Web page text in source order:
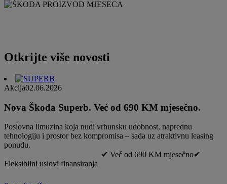
Otkrijte više novosti
Akcija02.06.2026
Nova Škoda Superb. Već od 690 KM mjesečno.
Poslovna limuzina koja nudi vrhunsku udobnost, naprednu
tehnologiju i prostor bez kompromisa – sada uz atraktivnu leasing
ponudu.
✔ Već od 690 KM mjesečno✔
Fleksibilni uslovi finansiranja